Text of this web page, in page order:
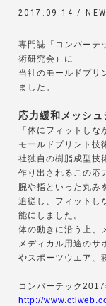
2017.09.14 /
専門誌「コンバーテ
術研究会）に
当社のモールドプリ
ました。
応力緩和メッシュ
「体にフィットしな
モールドプリント技
社独自の樹脂成型技
作り出されるこの応
腕や指といった丸み
追従し、フィットし
能にしました。
体の動きに沿う上、
メディカル用途のサ
やスポーツウエア、
コンバーテック
http://